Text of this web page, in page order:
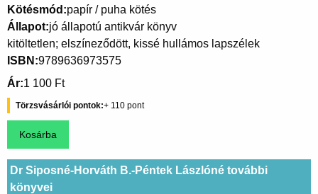
Kötésmód papír / puha kötés
Állapot jó állapotú antikvár könyv
kitöltetlen; elszíneződött, kissé hullámos lapszélek
ISBN 9789636973575
Ár 1 100 Ft
Törzsvásárlói pontok 110
Dr Siposné-Horváth B.-Péntek Lászlóné további
könyvei